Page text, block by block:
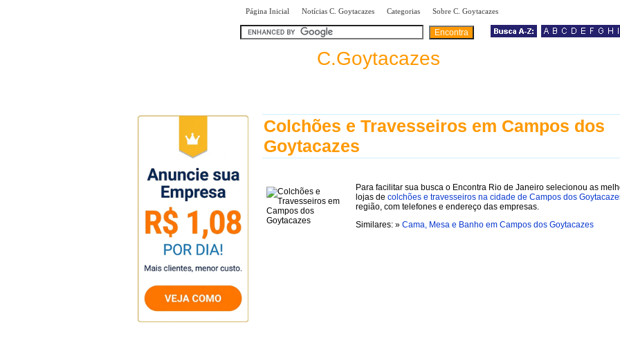
Página Inicial Notícias C. Goytacazes Categorias Sobre C. Goytacazes
C.Goytacazes
Colchões e Travesseiros em Campos dos
Goytacazes
Para facilitar sua busca o Encontra Rio de Janeiro selecionou as
lojas de colchões e travesseiros na cidade de Campos dos
região, com telefones e endereço das empresas.
Similares: » Cama, Mesa e Banho em Campos dos Goytacazes